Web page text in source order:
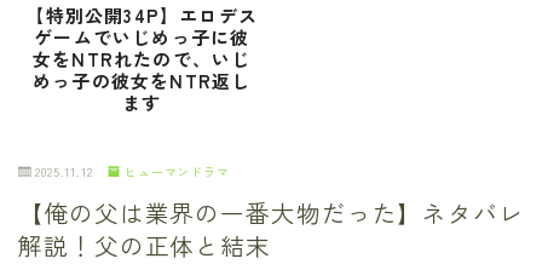
【特別公開34P】エロデス
ゲームでいじめっ子に彼
女をNTRれたので、いじ
めっ子の彼女をNTR返し
ます
2025.11.12 ヒューマンドラマ
【俺の父は業界の一番大物だった】ネタバレ
解説！父の正体と結末